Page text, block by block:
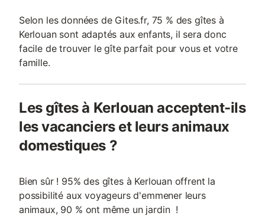
Selon les données de Gites.fr, 75 % des gîtes à
Kerlouan sont adaptés aux enfants, il sera donc
facile de trouver le gîte parfait pour vous et votre
famille.
Les gîtes à Kerlouan acceptent-ils
les vacanciers et leurs animaux
domestiques ?
Bien sûr ! 95% des gîtes à Kerlouan offrent la
possibilité aux voyageurs d'emmener leurs
animaux, 90 % ont même un jardin !